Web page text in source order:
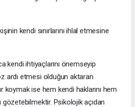
kendi sınırlarını ihlal etmesine
kendi ihtiyaçlarını önemseyip
ardı etmesi olduğun aktaran
koymak ise hem kendi haklarını hem
gözetebilmektir. Psikolojik açıdan